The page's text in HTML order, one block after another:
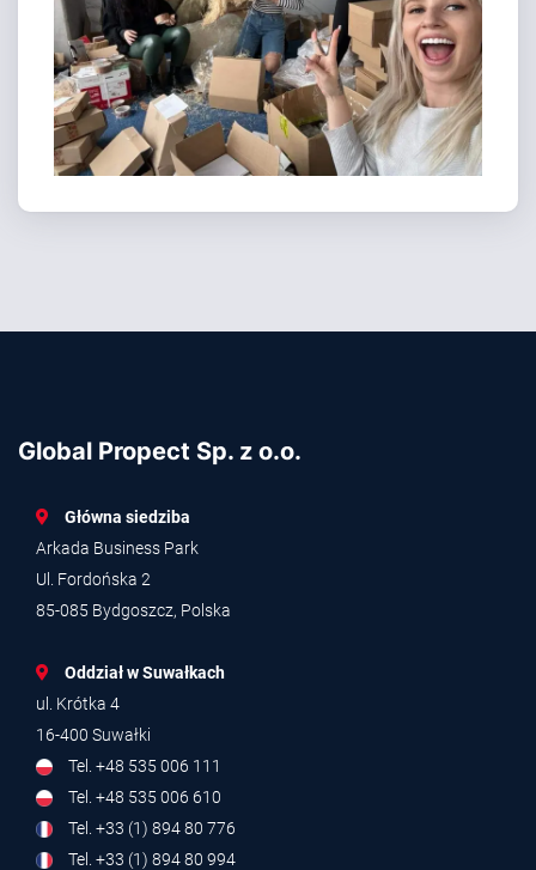
Global Propect Sp. z o.o.
Główna siedziba
Arkada Business Park
Ul. Fordońska 2
85-085 Bydgoszcz, Polska
Oddział w Suwałkach
ul. Krótka 4
16-400 Suwałki
Tel. +48 535 006 111
Tel. +48 535 006 610
Tel. +33 (1) 894 80 776
Tel. +33 (1) 894 80 994